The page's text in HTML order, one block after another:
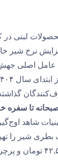
لبنی در
نرخ شیر
اصلی
تا سفره
شاهد
بطری شیر را